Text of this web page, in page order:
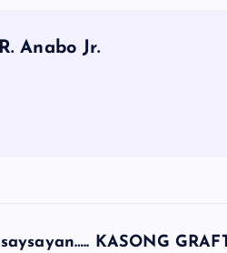
Anabo Jr.
KASONG